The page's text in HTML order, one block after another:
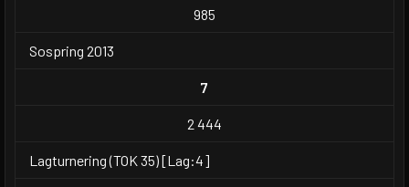
985
Sospring 2013
7
2 444
Lagturnering (TOK 35) [Lag:4]